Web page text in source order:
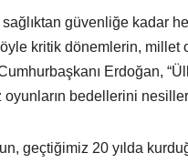
sağlıktan güvenliğe kadar
kritik dönemlerin, millet
Erdoğan,
oyunların bedellerini
geçtiğimiz 20 yılda